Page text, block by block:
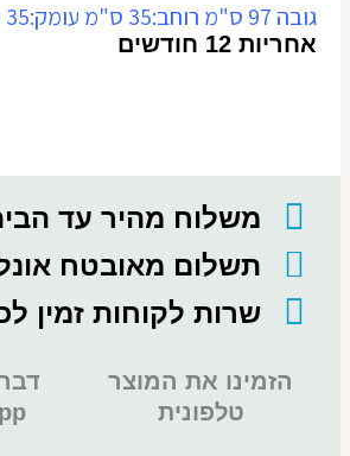
גובה 97 ס"מ רוחב:35 ס"מ עומק:35 ס"מ
אחריות 12 חודשים
משלוח מהיר עד
תשלום מאובטח
שרות לקוחות זמין
הזמינו את המוצר
טלפונית